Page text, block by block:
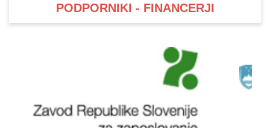
PODPORNIKI - FINANCERJI